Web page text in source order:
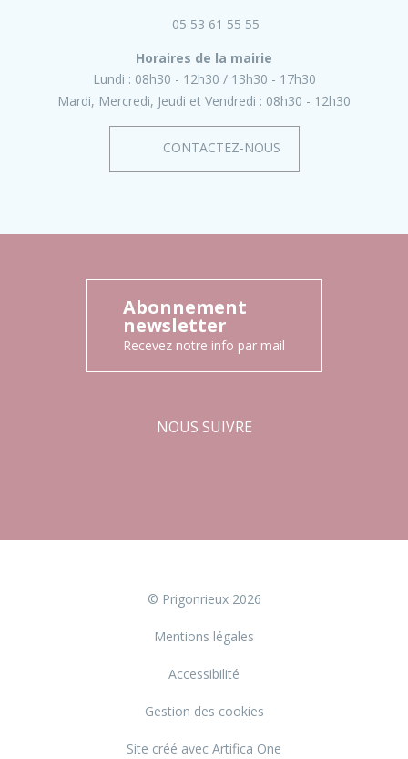
05 53 61 55 55
Horaires de la mairie
Lundi : 08h30 - 12h30
13h30 - 17h30
Mardi, Mercredi, Jeudi et Vendredi : 08h30 - 12h30
CONTACTEZ-NOUS
Abonnement
newsletter
Recevez notre info par mail
NOUS SUIVRE
© Prigonrieux 2026
Mentions légales
Accessibilité
Gestion des cookies
Site créé avec Artifica One